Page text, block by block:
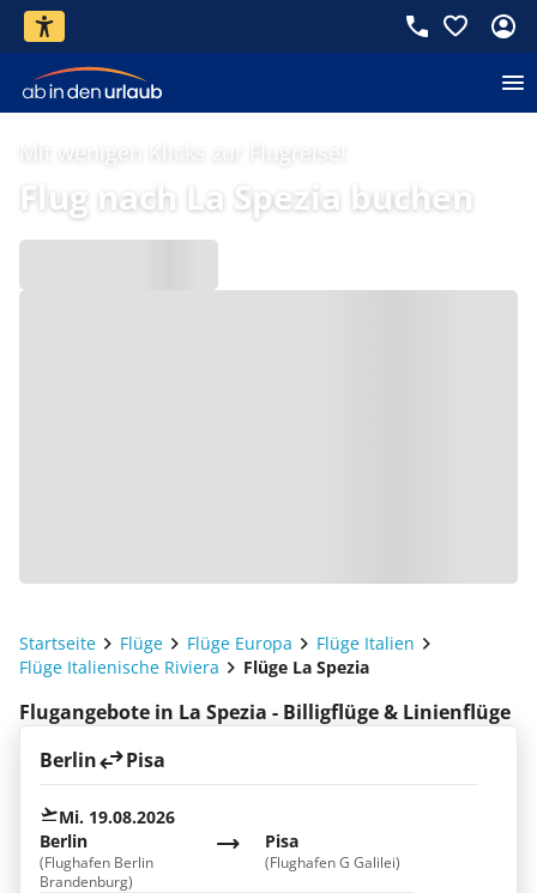
Mit wenigen Klicks zur Flugreise!
Flug nach La Spezia buchen
Startseite Flüge Flüge Europa
Flüge Italien
Flüge Italienische Riviera
Flüge La Spezia
Flugangebote in La Spezia - Billigflüge & Linienflüge
Berlin
Pisa
Mi. 19.08.2026
Berlin
(Flughafen Berlin
Brandenburg)
Pisa
(Flughafen G Galilei)